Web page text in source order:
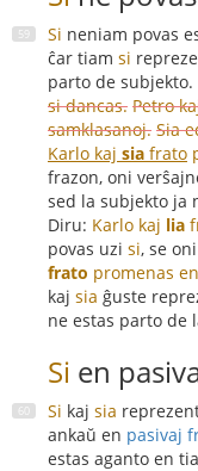
Si neniam povas
ĉar tiam si
parto de
si dancas. Petro
samklasanoj. Sia
Karlo kaj sia frato
frazon, oni
sed la subjekto ja
Diru: Karlo kaj lia
povas uzi si, se
frato promenas
kaj sia ĝuste
ne estas parto de
Si en
Si kaj sia
ankaŭ en pasivaj
estas aganto en